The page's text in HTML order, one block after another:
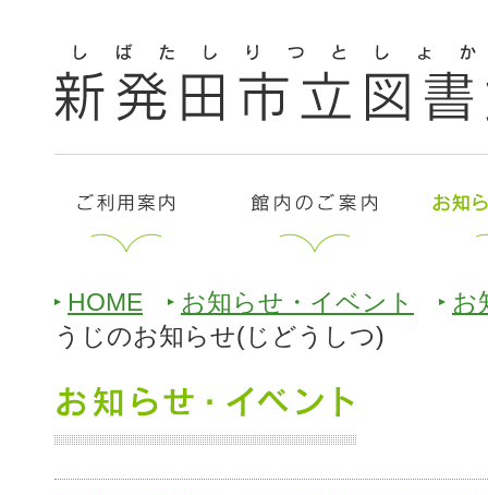
HOME お知らせ・イベント
お
うじのお知らせ(じどうしつ)